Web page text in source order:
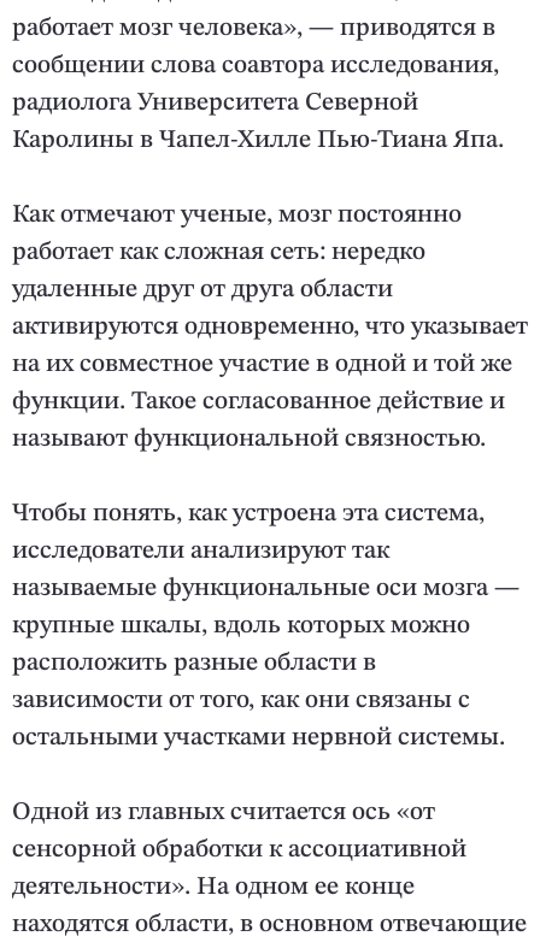
работает мозг человека», — приводятся в
сообщении слова соавтора исследования,
радиолога Университета Северной
Каролины в Чапел-Хилле Пью-Тиана Япа.
Как отмечают ученые, мозг постоянно
работает как сложная сеть: нередко
удаленные друг от друга области
активируются одновременно, что указывает
на их совместное участие в одной и той же
функции. Такое согласованное действие и
называют функциональной связностью.
Чтобы понять, как устроена эта система,
исследователи анализируют так
называемые функциональные оси мозга —
крупные шкалы, вдоль которых можно
расположить разные области в
зависимости от того, как они связаны с
остальными участками нервной системы.
Одной из главных считается ось «от
сенсорной обработки к ассоциативной
деятельности». На одном ее конце
находятся области, в основном отвечающие